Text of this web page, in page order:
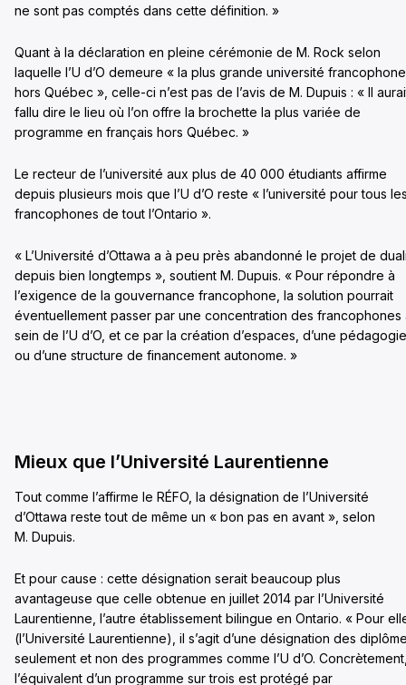
ne sont pas comptés dans cette définition. »
Quant à la déclaration en pleine cérémonie de M. Rock selon
laquelle l’U d’O demeure « la plus grande université francophone
hors Québec », celle-ci n’est pas de l’avis de M. Dupuis : « Il
fallu dire le lieu où l’on offre la brochette la plus variée de
programme en français hors Québec. »
Le recteur de l’université aux plus de 40 000 étudiants affirme
depuis plusieurs mois que l’U d’O reste « l’université pour tous
francophones de tout l’Ontario ».
« L’Université d’Ottawa a à peu près abandonné le projet de
depuis bien longtemps », soutient M. Dupuis. « Pour répondre à
l’exigence de la gouvernance francophone, la solution pourrait
éventuellement passer par une concentration des francophones
sein de l’U d’O, et ce par la création d’espaces, d’une
ou d’une structure de financement autonome. »
Mieux que l’Université Laurentienne
Tout comme l’affirme le RÉFO, la désignation de l’Université
d’Ottawa reste tout de même un « bon pas en avant », selon
M. Dupuis.
Et pour cause : cette désignation serait beaucoup plus
avantageuse que celle obtenue en juillet 2014 par l’Université
Laurentienne, l’autre établissement bilingue en Ontario. « Pour
(l’Université Laurentienne), il s’agit d’une désignation des
seulement et non des programmes comme l’U d’O.
l’équivalent d’un programme sur trois est protégé par